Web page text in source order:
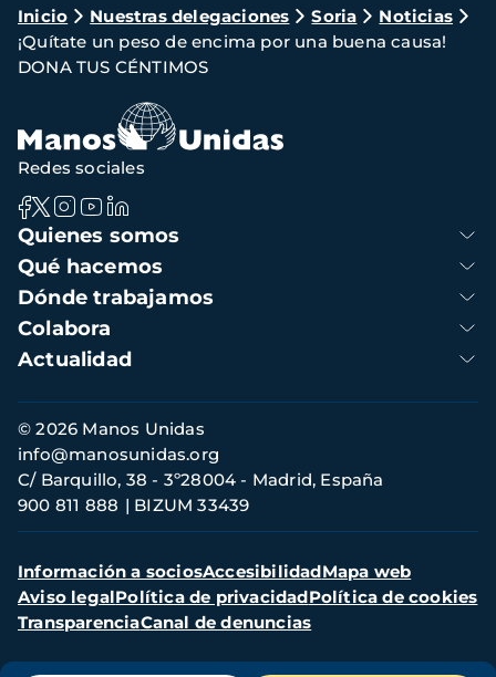
Ruta
de
navegación
Inicio Nuestras delegaciones Soria
Noticias
¡Quítate un peso de encima por una buena causa!
DONA TUS CÉNTIMOS
Navegación
principal
Quienes somos
Qué hacemos
Dónde trabajamos
Colabora
Actualidad
Redes sociales
Información
de
contacto
© 2026 Manos Unidas
C/ Barquillo, 38 - 3º28004 - Madrid, España
900 811 888
BIZUM 33439
info@manosunidas.org
Menú
secundario
Información a sociosAccesibilidadMapa web
Aviso legalPolítica de privacidadPolítica de cookies
TransparenciaCanal de denuncias